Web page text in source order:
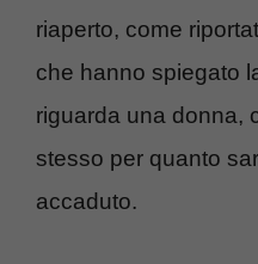
riaperto, come
che hanno spiegato
riguarda una donna,
stesso per quanto
accaduto.